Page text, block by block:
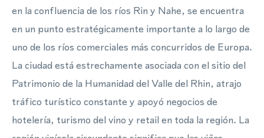
en la confluencia de los ríos Rin y Nahe, se encuentra
en un punto estratégicamente importante a lo largo de
uno de los ríos comerciales más concurridos de Europa.
La ciudad está estrechamente asociada con el sitio del
Patrimonio de la Humanidad del Valle del Rhin, atrajo
tráfico turístico constante y apoyó negocios de
hotelería, turismo del vino y retail en toda la región. La